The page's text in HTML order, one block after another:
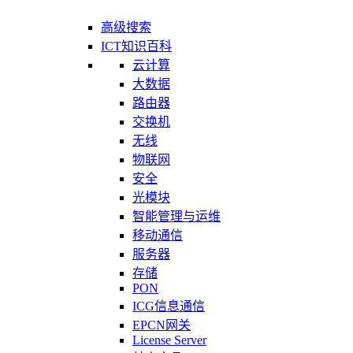
高级搜索
ICT知识百科
云计算
大数据
路由器
交换机
无线
物联网
安全
光模块
智能管理与运维
移动通信
服务器
存储
PON
ICG信息通信
EPCN网关
License Server